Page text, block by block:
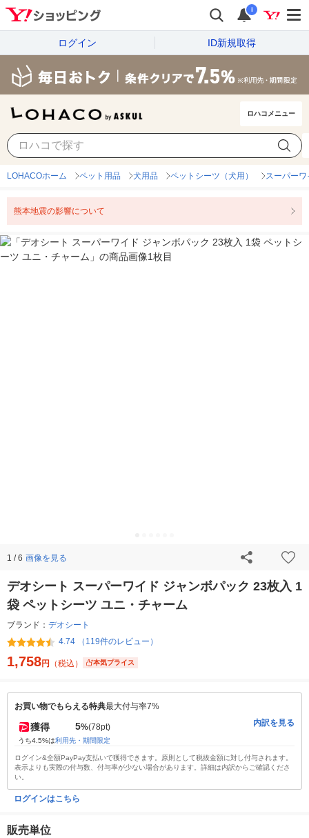
i
ログイン ID新規取得
ロハコメニュー
LOHACOホーム ペット用品 犬用品 ペットシーツ（犬用） スーパーワ
熊本地震の影響について
1 / 6 画像を見る
デオシート スーパーワイド ジャンボパック 23枚入 1
袋 ペットシーツ ユニ・チャーム
ブランド： デオシート
4.74 （119件のレビュー）
1,758円 （税込） 本気プライス
お買い物でもらえる特典最大付与率7%
獲得 5%(78pt)
うち4.5%は利用先・期間限定
内訳を見る
ログイン&全額PayPay支払いで獲得できます。原則として税抜金額に対し付与されます。
表示よりも実際の付与数、付与率が少ない場合があります。詳細は内訳からご確認くださ
い。
ログインはこちら
販売単位